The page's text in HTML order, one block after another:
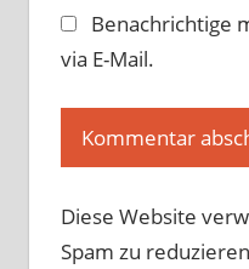
Benachrichtige
via E-Mail.
Diese Website
Spam zu